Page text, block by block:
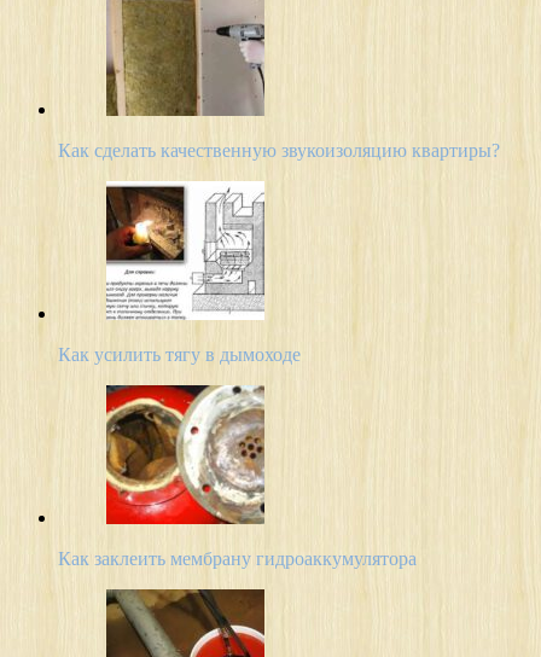
Как сделать качественную звукоизоляцию квартиры?
Как усилить тягу в дымоходе
Как заклеить мембрану гидроаккумулятора